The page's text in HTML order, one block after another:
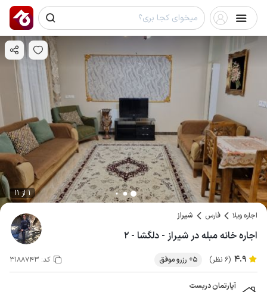
1 از 11
اجاره ویلا فارس شیراز
اجاره خانه مبله در شیراز - دلگشا - ۲
4.9 (6 نظر) 5+ رزرو موفق کد: 3188743
آپارتمان دربست